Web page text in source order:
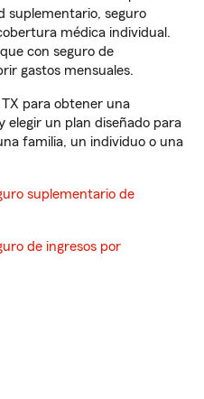
suplementario, seguro
médica individual.
con seguro de
gastos mensuales.
para obtener una
elegir un plan diseñado para
familia, un individuo o una
suplementario de
de ingresos por